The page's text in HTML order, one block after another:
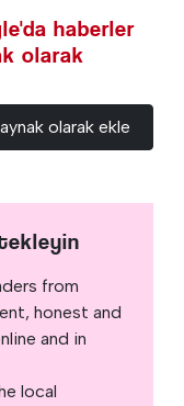
haberler
olarak
olarak ekle
from
honest and
and in
local